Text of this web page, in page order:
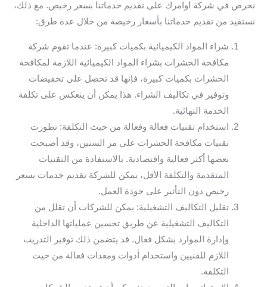
نحرص في شركة اوامرك على تقديم خدماتنا بسعر رخيص. مع ذلك،
نستفيد من تقديم خدماتنا بأسعار رخيصة من خلال عدة طرق:
شراء المواد الكيميائية بكميات كبيرة: عندما تقوم شركة
مكافحة الحشرات بشراء المواد الكيميائية اللازمة لمكافحة
الحشرات بكميات كبيرة، فإنها قد تحصل على تخفيضات
وتوفير في تكاليف الشراء. هذا يمكن أن ينعكس على تكلفة
الخدمة النهائية.
استخدام تقنيات فعالة وفعالة من حيث التكلفة: تطورت
تقنيات مكافحة الحشرات على مر السنين، وقد أصبحت
بعضها أكثر فعالية واقتصادية. بالاستفادة من التقنيات
المتقدمة والتكلفة الأقل، يمكن للشركة تقديم خدمات بسعر
رخيص دون التأثير على جودة العمل.
تقليل التكاليف التشغيلية: يمكن للشركات أن تقلل من
التكاليف التشغيلية عن طريق تحسين عملياتها الداخلية
وإدارة الموارد بشكل فعال. قد يتضمن ذلك توفير التدريب
اللازم للفنيين واستخدام أدوات ومعدات فعالة من حيث
التكلفة.